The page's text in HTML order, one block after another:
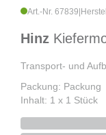
Art.-Nr. 67839
Hinz
Transport- und
Packung: Packung
Inhalt: 1 x 1 Stück